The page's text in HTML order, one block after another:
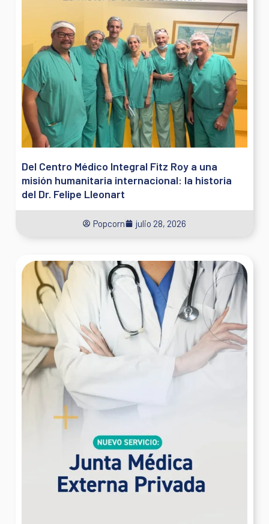
Del Centro Médico Integral Fitz Roy a una
misión humanitaria internacional: la historia
del Dr. Felipe Lleonart
Popcorn julio 28, 2026